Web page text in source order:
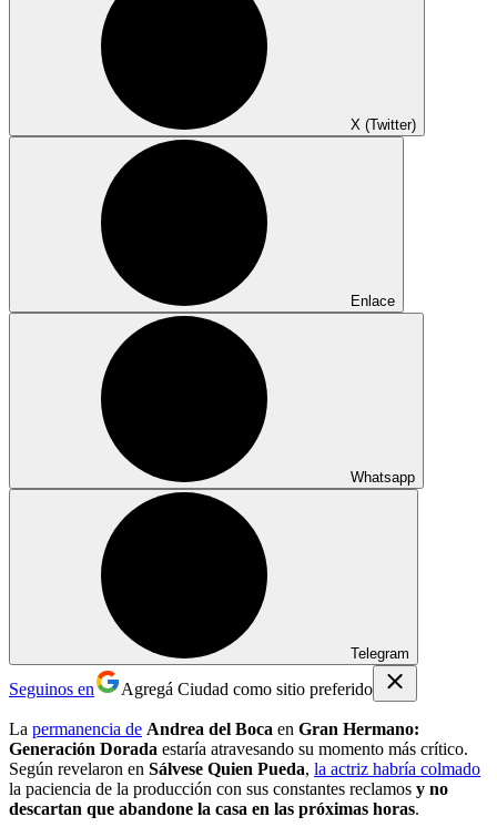
X (Twitter)
Enlace
Whatsapp
Telegram
Seguinos en Agregá Ciudad como sitio preferido
La permanencia de Andrea del Boca en Gran Hermano:
Generación Dorada estaría atravesando su momento más crítico.
Según revelaron en Sálvese Quien Pueda, la actriz habría colmado
la paciencia de la producción con sus constantes reclamos y no
descartan que abandone la casa en las próximas horas.